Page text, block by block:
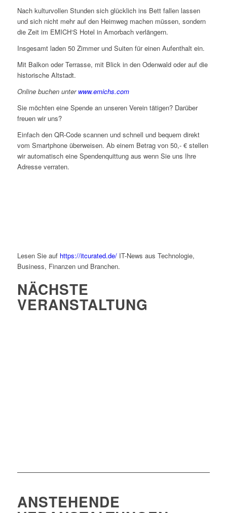
Nach kulturvollen Stunden sich glücklich ins Bett fallen lassen
und sich nicht mehr auf den Heimweg machen müssen, sondern
die Zeit im EMICH‘S Hotel in Amorbach verlängern.
Insgesamt laden 50 Zimmer und Suiten für einen Aufenthalt ein.
Mit Balkon oder Terrasse, mit Blick in den Odenwald oder auf die
historische Altstadt.
Online buchen unter www.emichs.com
Sie möchten eine Spende an unseren Verein tätigen? Darüber
freuen wir uns?
Einfach den QR-Code scannen und schnell und bequem direkt
vom Smartphone überweisen. Ab einem Betrag von 50,- € stellen
wir automatisch eine Spendenquittung aus wenn Sie uns Ihre
Adresse verraten.
Lesen Sie auf https://itcurated.de/IT-News aus Technologie,
Business, Finanzen und Branchen.
NÄCHSTE
VERANSTALTUNG
ANSTEHENDE